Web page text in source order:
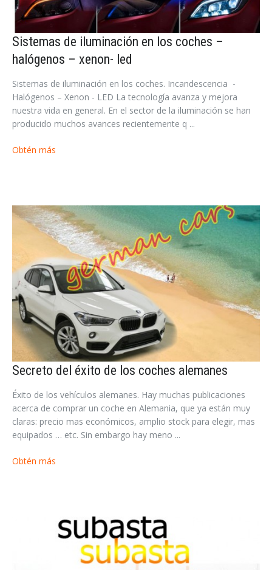
Acceder
INICIAR SESIÓN
¿Ha olvidado la contraseña?
Sistemas de iluminación en los coches –
halógenos – xenon- led
Sistemas de iluminación en los coches. Incandescencia -
Halógenos – Xenon - LED La tecnología avanza y mejora
nuestra vida en general. En el sector de la iluminación se han
producido muchos avances recientemente q ...
Obtén más
Secreto del éxito de los coches alemanes
Éxito de los vehículos alemanes. Hay muchas publicaciones
acerca de comprar un coche en Alemania, que ya están muy
claras: precio mas económicos, amplio stock para elegir, mas
equipados … etc. Sin embargo hay meno ...
Obtén más